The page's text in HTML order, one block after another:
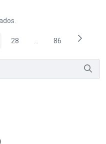
Usar ABA para navegar.
Página
28 PáginasPágina
86